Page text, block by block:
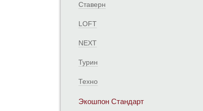
Ставерн
LOFT
NEXT
Турин
Техно
Экошпон Стандарт